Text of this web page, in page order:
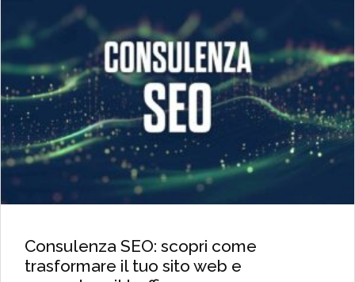
Consulenza SEO: scopri come
trasformare il tuo sito web e